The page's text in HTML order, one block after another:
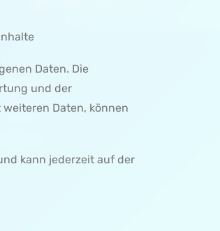
MENÜ 3
SEITE 3
Daten. Die
und der
Daten, können
kann jederzeit auf der